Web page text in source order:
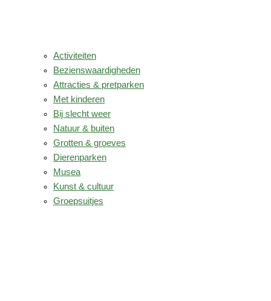
Activiteiten
Bezienswaardigheden
Attracties & pretparken
Met kinderen
Bij slecht weer
Natuur & buiten
Grotten & groeves
Dierenparken
Musea
Kunst & cultuur
Groepsuitjes